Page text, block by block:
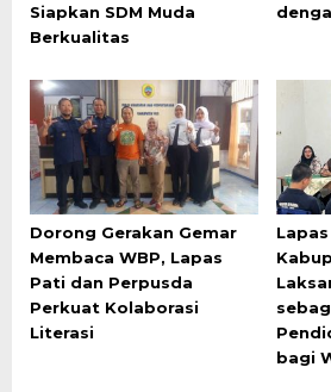
Siapkan SDM Muda
Berkualitas
Dorong Gerakan Gemar
Membaca WBP, Lapas
Pati dan Perpusda
Perkuat Kolaborasi
Literasi
bagi